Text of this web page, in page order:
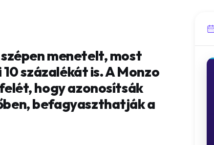
menetelt, most
százalékát is. A Monzo
hogy azonosítsák
befagyaszthatják a